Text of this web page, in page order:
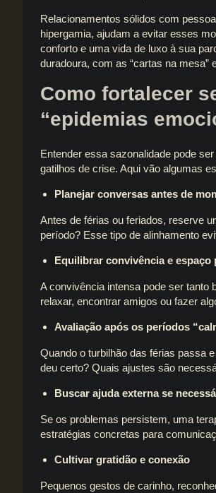
Relacionamentos sólidos com
hipergamia, ajudam a evitar esses
conforto e uma vida de luxo à sua
duradoura, com as “cartas na
Como fortalecer
“epidemias
Entender essa sazonalidade pode
gatilhos de crise. Aqui vão algumas
Planejar conversas antes de
Antes de férias ou feriados, reserve
período? Esse tipo de alinhamento
Equilibrar convivência e espaço
A convivência intensa pode ser tanto
relaxar, encontrar amigos ou fazer
Avaliação após os períodos
Quando o turbilhão das férias passa
deu certo? Quais ajustes são
Buscar ajuda externa se
Se os problemas persistem, uma
estratégias concretas para
Cultivar gratidão e conexão
Pequenos gestos de carinho,